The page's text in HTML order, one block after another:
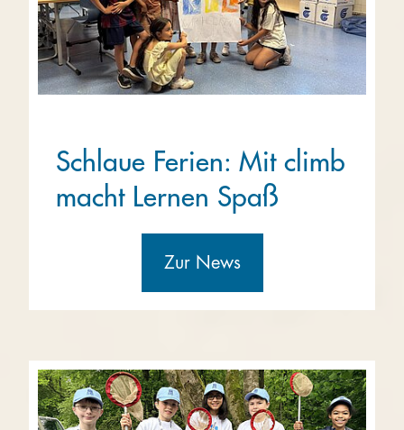
Schlaue Ferien: Mit climb
macht Lernen Spaß
Zur News